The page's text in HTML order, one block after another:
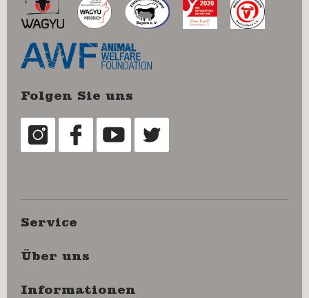
Folgen Sie uns
Service
Über uns
Informationen